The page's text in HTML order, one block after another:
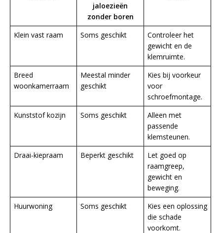
jaloezieën
zonder boren
Klein vast raam Soms geschikt
Controleer het
gewicht en de
klemruimte.
Breed
woonkamerraam
Meestal minder
geschikt
Kies bij voorkeur
voor
schroefmontage.
Kunststof kozijn
Soms geschikt
Alleen met
passende
klemsteunen.
Draai-kiepraam
Beperkt geschikt
Let goed op
raamgreep,
gewicht en
beweging.
Huurwoning
Soms geschikt
Kies een oplossing
die schade
voorkomt.